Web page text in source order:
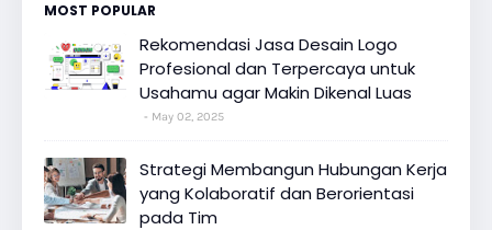
MOST POPULAR
Rekomendasi Jasa Desain Logo
Profesional dan Terpercaya untuk
Usahamu agar Makin Dikenal Luas
May 02, 2025
Strategi Membangun Hubungan Kerja
yang Kolaboratif dan Berorientasi
pada Tim